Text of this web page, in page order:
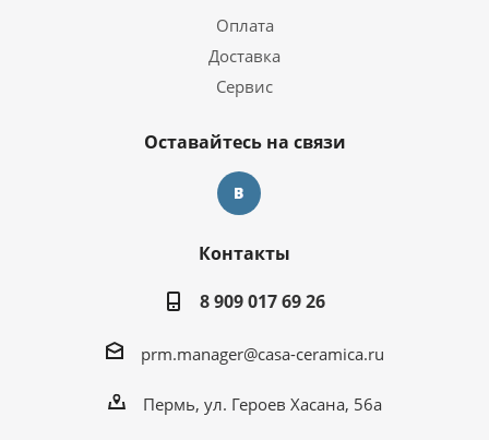
Оплата
Доставка
Сервис
Оставайтесь на связи
Контакты
8 909 017 69 26
prm.manager@casa-ceramica.ru
Пермь, ул. Героев Хасана, 56а